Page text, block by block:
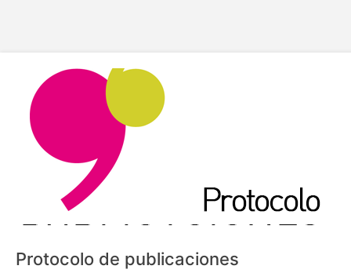
Protocolo de publicaciones